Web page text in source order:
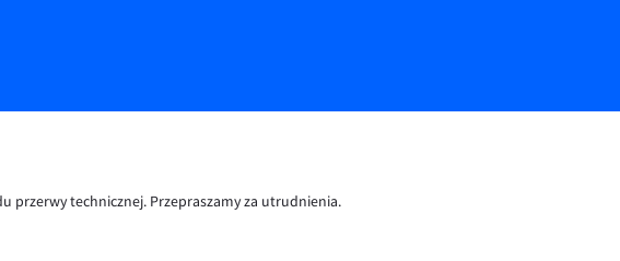
przerwy technicznej. Przepraszamy za utrudnienia.